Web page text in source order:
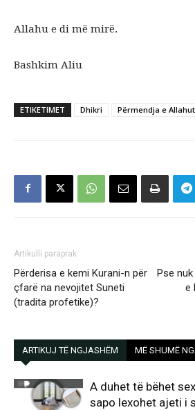
Allahu e di më mirë.
Bashkim Aliu
ETIKETIMET Dhikri Përmendja e Allahut
Artikulli paraprak
Përderisa e kemi Kurani-n për
çfarë na nevojitet Suneti
(tradita profetike)?
Pse
ARTIKUJ TË NGJASHËM MË SHUMË
A duhet të bëhet
sapo lexohet ajeti i